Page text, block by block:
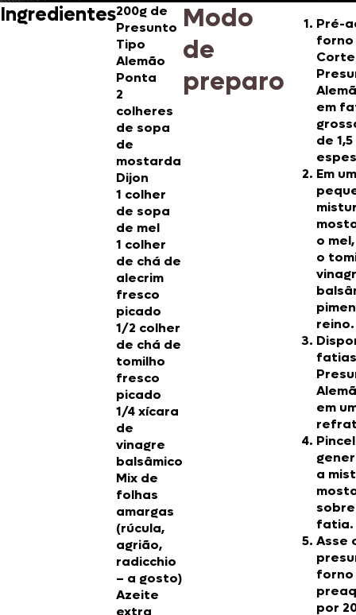
Ingredientes200g de
Presunto
Tipo
Alemão
Ponta
2
colheres
de sopa
de
mostarda
Dijon
1 colher
de sopa
de mel
1 colher
de chá de
alecrim
fresco
picado
1/2 colher
de chá de
tomilho
fresco
picado
1/4 xícara
de
vinagre
balsâmico
Mix de
folhas
amargas
(rúcula,
agrião,
radicchio
– a gosto)
Azeite
extra
Modo
de
preparo
Pré-
forno
em
de
Em
o
o
em
a
fatia.
Asse
forno
por